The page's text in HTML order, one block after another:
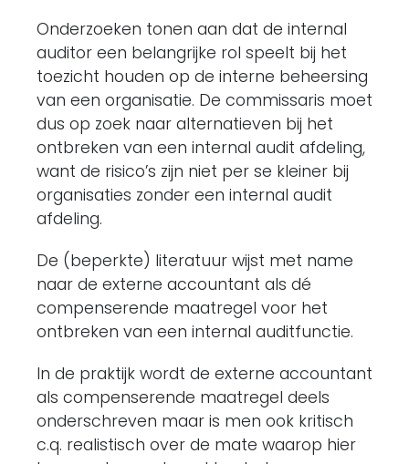
Onderzoeken tonen aan dat de internal
auditor een belangrijke rol speelt bij het
toezicht houden op de interne beheersing
van een organisatie. De commissaris moet
dus op zoek naar alternatieven bij het
ontbreken van een internal audit afdeling,
want de risico’s zijn niet per se kleiner bij
organisaties zonder een internal audit
afdeling.
De (beperkte) literatuur wijst met name
naar de externe accountant als dé
compenserende maatregel voor het
ontbreken van een internal auditfunctie.
In de praktijk wordt de externe accountant
als compenserende maatregel deels
onderschreven maar is men ook kritisch
c.q. realistisch over de mate waarop hier